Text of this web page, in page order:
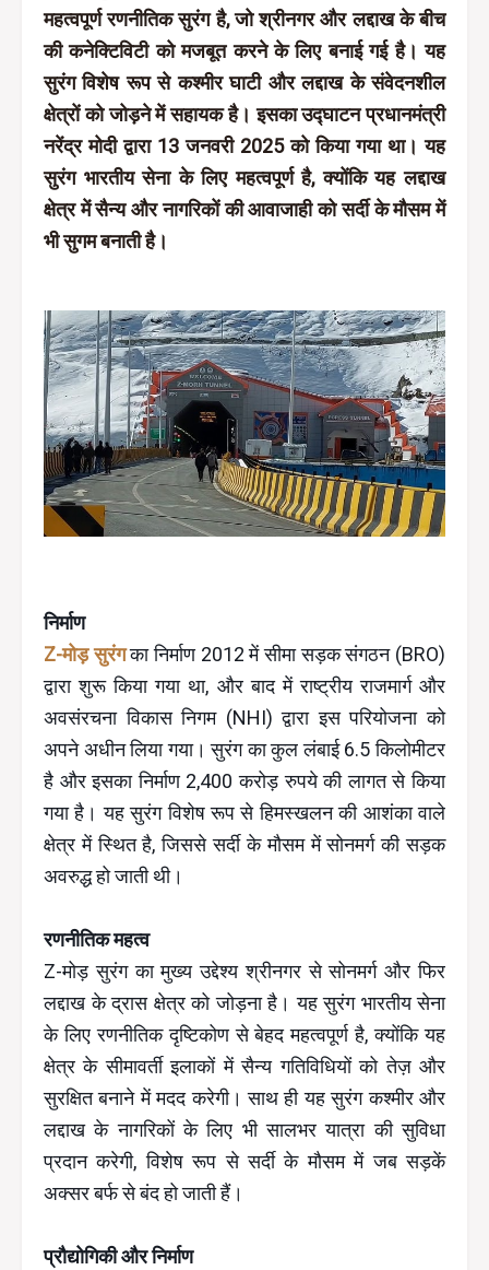
महत्वपूर्ण रणनीतिक सुरंग है, जो श्रीनगर और लद्दाख के बीच
की कनेक्टिविटी को मजबूत करने के लिए बनाई गई है। यह
सुरंग विशेष रूप से कश्मीर घाटी और लद्दाख के संवेदनशील
क्षेत्रों को जोड़ने में सहायक है। इसका उद्घाटन प्रधानमंत्री
नरेंद्र मोदी द्वारा 13 जनवरी 2025 को किया गया था। यह
सुरंग भारतीय सेना के लिए महत्वपूर्ण है, क्योंकि यह लद्दाख
क्षेत्र में सैन्य और नागरिकों की आवाजाही को सर्दी के मौसम में
भी सुगम बनाती है।
निर्माण
Z-मोड़ सुरंगका निर्माण 2012 में सीमा सड़क संगठन (BRO)
द्वारा शुरू किया गया था, और बाद में राष्ट्रीय राजमार्ग और
अवसंरचना विकास निगम (NHI) द्वारा इस परियोजना को
अपने अधीन लिया गया। सुरंग का कुल लंबाई 6.5 किलोमीटर
है और इसका निर्माण 2,400 करोड़ रुपये की लागत से किया
गया है। यह सुरंग विशेष रूप से हिमस्खलन की आशंका वाले
क्षेत्र में स्थित है, जिससे सर्दी के मौसम में सोनमर्ग की सड़क
अवरुद्ध हो जाती थी।
रणनीतिक महत्व
Z-मोड़ सुरंग का मुख्य उद्देश्य श्रीनगर से सोनमर्ग और फिर
लद्दाख के द्रास क्षेत्र को जोड़ना है। यह सुरंग भारतीय सेना
के लिए रणनीतिक दृष्टिकोण से बेहद महत्वपूर्ण है, क्योंकि यह
क्षेत्र के सीमावर्ती इलाकों में सैन्य गतिविधियों को तेज़ और
सुरक्षित बनाने में मदद करेगी। साथ ही यह सुरंग कश्मीर और
लद्दाख के नागरिकों के लिए भी सालभर यात्रा की सुविधा
प्रदान करेगी, विशेष रूप से सर्दी के मौसम में जब सड़कें
अक्सर बर्फ से बंद हो जाती हैं।
प्रौद्योगिकी और निर्माण